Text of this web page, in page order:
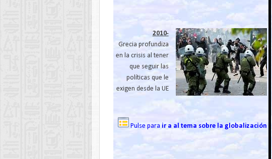
2010-
Grecia profundiza
en la crisis al tener
que seguir las
políticas que le
exigen desde la UE
Pulse para ir a al tema sobre la globalización